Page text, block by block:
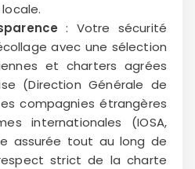
: Votre sécurité
avec une sélection
et charters agrées
(Direction Générale de
compagnies étrangères
internationales (IOSA,
assurée tout au long de
strict de la charte